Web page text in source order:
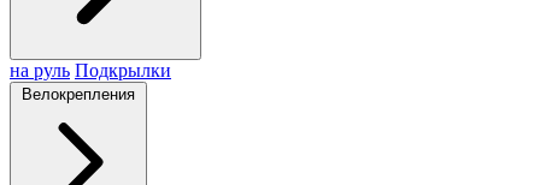
на руль Подкрылки
Велокрепления